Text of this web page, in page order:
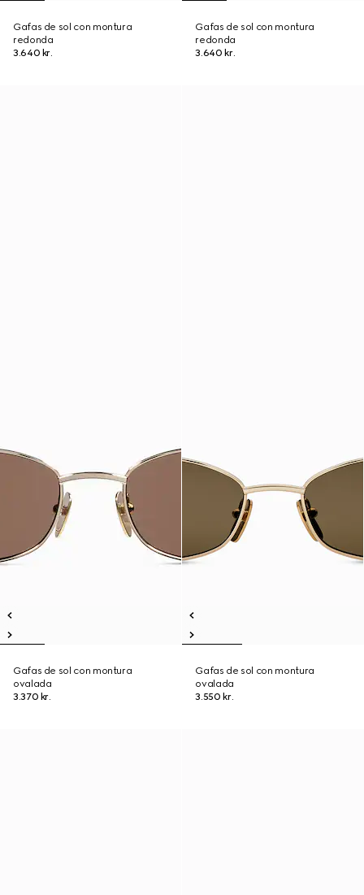
Gafas de sol con montura
redonda
3.640 kr.
Gafas de sol con montura
redonda
3.640 kr.
Gafas de sol con montura
ovalada
3.370 kr.
Gafas de sol con montura
ovalada
3.550 kr.